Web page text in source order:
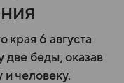
края 6 августа
две беды, оказав
человеку.